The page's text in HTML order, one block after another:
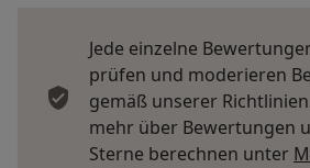
Jede einzelne
prüfen und moderieren
gemäß unserer
mehr über Bewertungen
Sterne berechnen unter